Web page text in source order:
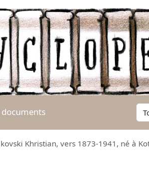
Khristian, vers 1873-1941, né à